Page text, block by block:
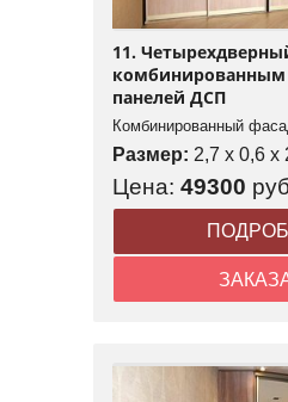
11.
комбинированным
панелей ДСП
Комбинированный
Размер: 2,7 x 0,6 x
Цена: 49300